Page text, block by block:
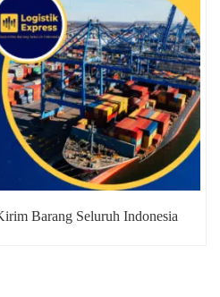
Barang Seluruh Indonesia